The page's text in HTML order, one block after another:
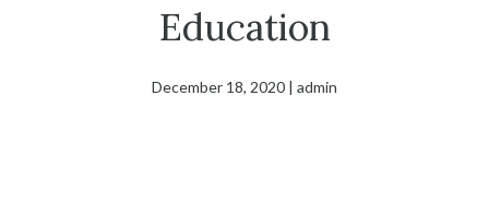
Education
December 18, 2020 | admin